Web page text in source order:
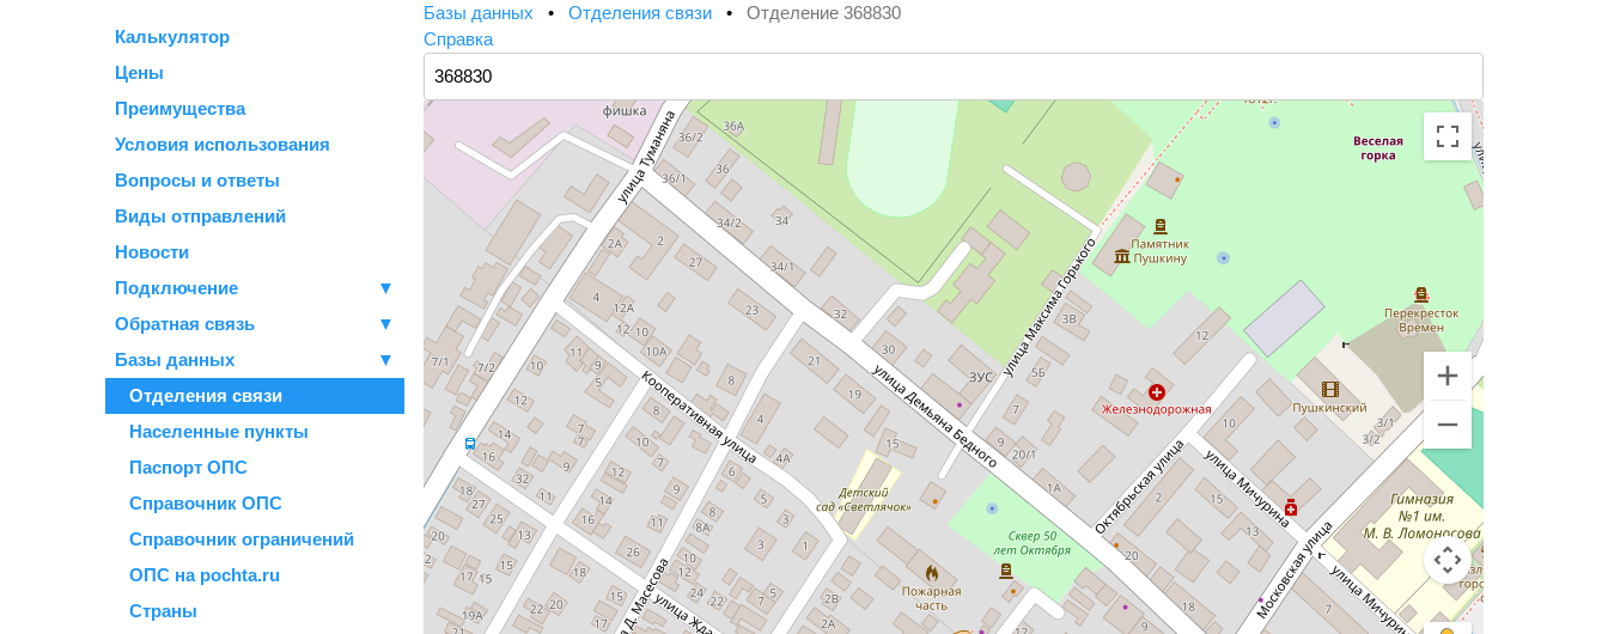
Калькулятор
Цены
Преимущества
Условия использования
Вопросы и ответы
Виды отправлений
Новости
Подключение
▼
Обратная связь
▼
Базы данных
▼
Отделения связи
Населенные пункты
Паспорт ОПС
Справочник ОПС
Справочник ограничений
ОПС на pochta.ru
Страны
Базы данных • Отделения связи • Отделение 368830
Справка